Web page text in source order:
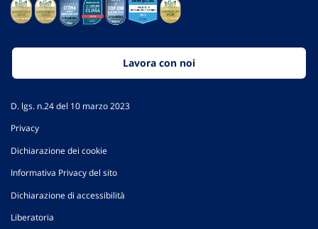
Lavora con noi
D. lgs. n.24 del 10 marzo 2023
Privacy
Dichiarazione dei cookie
Informativa Privacy del sito
Dichiarazione di accessibilità
Liberatoria